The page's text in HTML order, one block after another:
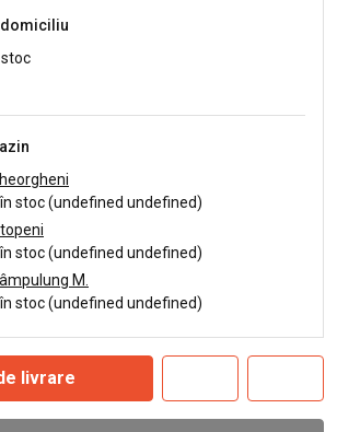
stoc
stoc (undefined undefined)
stoc (undefined undefined)
M.
stoc (undefined undefined)
livrare